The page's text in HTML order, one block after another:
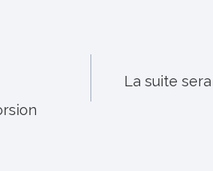
La suite